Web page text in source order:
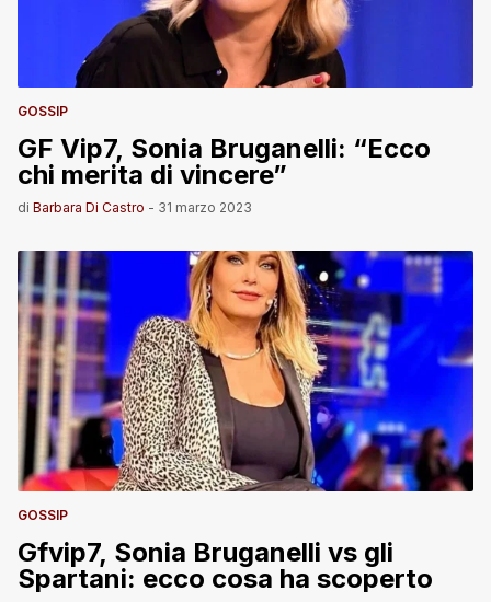
GOSSIP
GF Vip7, Sonia Bruganelli: “Ecco
chi merita di vincere”
di Barbara Di Castro - 31 marzo 2023
GOSSIP
Gfvip7, Sonia Bruganelli vs gli
Spartani: ecco cosa ha scoperto